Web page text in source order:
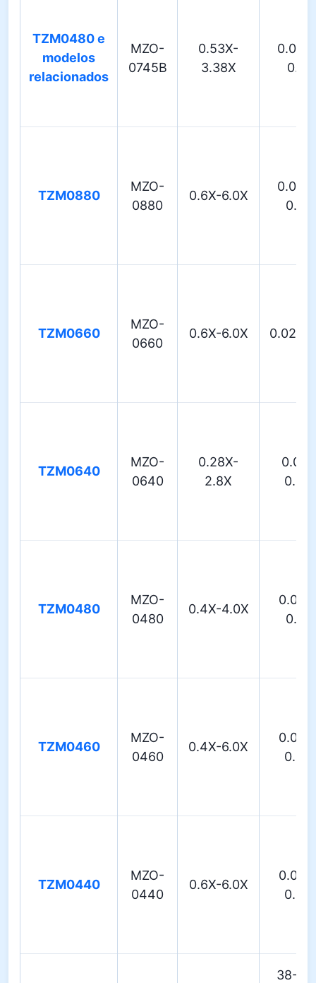
TZM0480 e
modelos
relacionados
MZO-
0745B
0.53X-
3.38X
0.11
TZM0880
MZO-
0880
0.6X-6.0X
0.16
TZM0660
MZO-
0660
0.6X-6.0X 0.02-
TZM0640
MZO-
0640
0.28X-
2.8X
0.02-
0.08
TZM0480
MZO-
0480
0.4X-4.0X
0.018-
0.12
TZM0460
MZO-
0460
0.4X-6.0X
0.018-
0.09
TZM0440
MZO-
0440
0.6X-6.0X
0.018-
0.08
38-